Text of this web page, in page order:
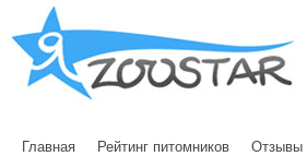
Главная Рейтинг питомников Отзывы